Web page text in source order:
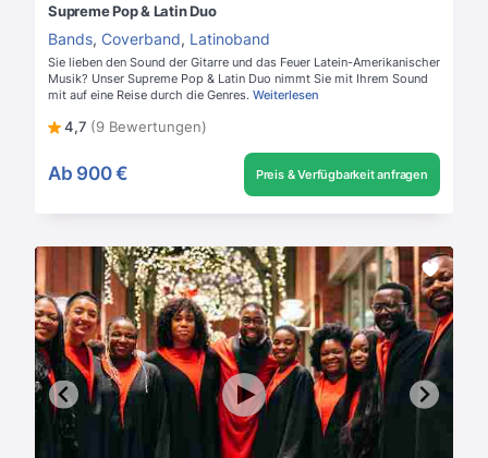
Supreme Pop & Latin Duo
Bands, Coverband, Latinoband
Sie lieben den Sound der Gitarre und das Feuer Latein-Amerikanischer
Musik? Unser Supreme Pop & Latin Duo nimmt Sie mit Ihrem Sound
mit auf eine Reise durch die Genres. Weiterlesen
4,7 (9 Bewertungen)
Ab 900 € Preis & Verfügbarkeit anfragen